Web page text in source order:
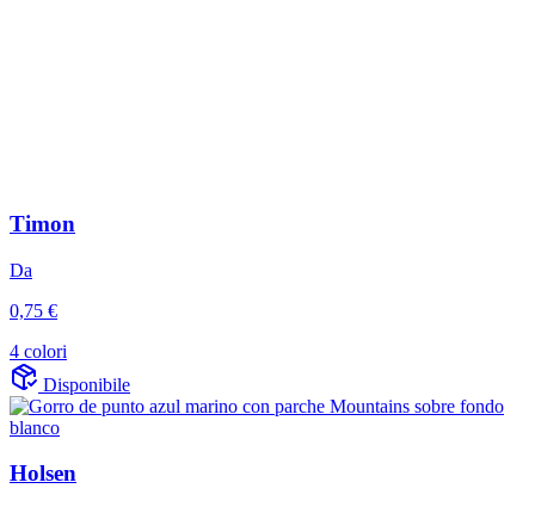
Timon
Da
0,75 €
4 colori
Disponibile
Holsen